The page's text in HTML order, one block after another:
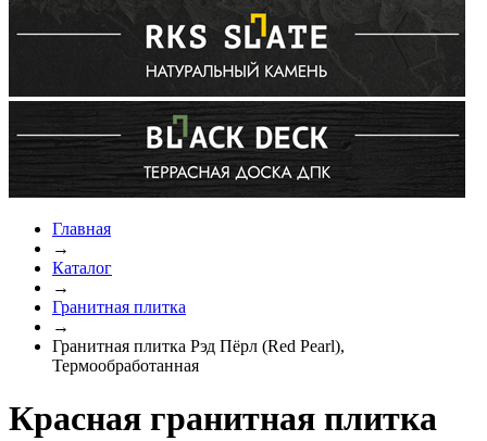
Главная
→
Каталог
→
Гранитная плитка
→
Гранитная плитка Рэд Пёрл (Red Pearl),
Термообработанная
Красная гранитная плитка